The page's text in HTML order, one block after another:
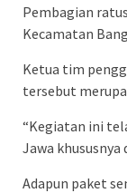
Pembagian
Kecamatan
Ketua tim
tersebut
“Kegiatan ini
Jawa khususnya
Adapun paket